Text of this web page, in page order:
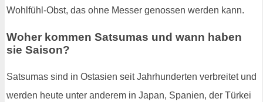
Wohlfühl-Obst, das ohne Messer genossen werden kann.
Woher kommen Satsumas und wann haben
sie Saison?
Satsumas sind in Ostasien seit Jahrhunderten verbreitet und
werden heute unter anderem in Japan, Spanien, der Türkei